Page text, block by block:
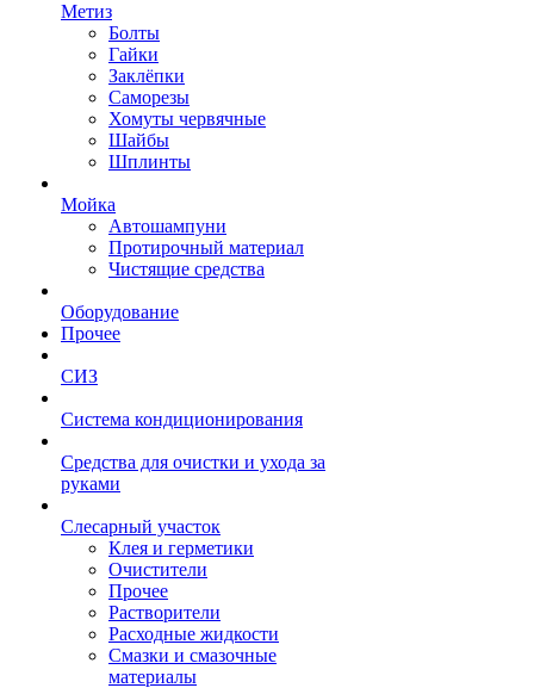
Метиз
Болты
Гайки
Заклёпки
Саморезы
Хомуты червячные
Шайбы
Шплинты
Мойка
Автошампуни
Протирочный материал
Чистящие средства
Оборудование
Прочее
СИЗ
Система кондиционирования
Средства для очистки и ухода за
руками
Слесарный участок
Клея и герметики
Очистители
Прочее
Растворители
Расходные жидкости
Смазки и смазочные
материалы